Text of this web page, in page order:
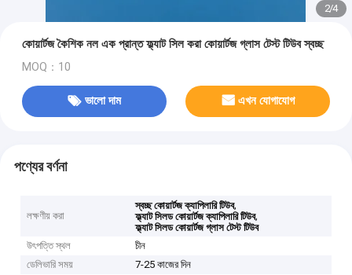
2/4
কোয়ার্টজ কৈশিক নল এক প্রান্ত ফ্ল্যাট সিল করা কোয়ার্টজ গ্লাস টেস্ট টিউব স্বচ্ছ
MOQ：10
ভালো দাম এখন যোগাযোগ
পণ্যের বর্ণনা
লক্ষণীয় করা
স্বচ্ছ কোয়ার্টজ ক্যাপিলারি টিউব,
ফ্ল্যাট সিলড কোয়ার্টজ ক্যাপিলারি টিউব,
ফ্ল্যাট সিলড কোয়ার্টজ গ্লাস টেস্ট টিউব
উৎপত্তি স্থল
চীন
ডেলিভারি সময়
7-25 কাজের দিন